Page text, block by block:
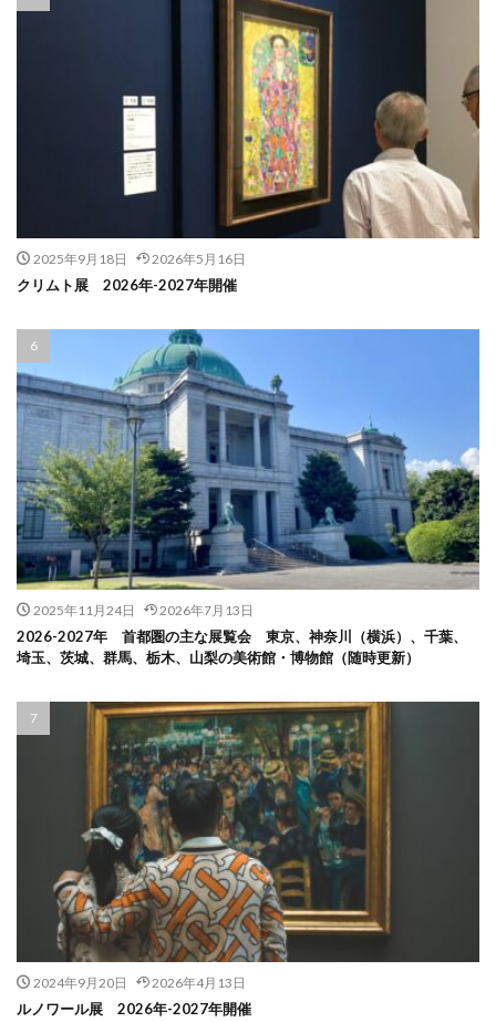
2025年9月18日 2026年5月16日
クリムト展 2026年-2027年開催
2025年11月24日 2026年7月13日
2026-2027年 首都圏の主な展覧会 東京、神奈川（横浜）、千葉、
埼玉、茨城、群馬、栃木、山梨の美術館・博物館（随時更新）
2024年9月20日 2026年4月13日
ルノワール展 2026年-2027年開催